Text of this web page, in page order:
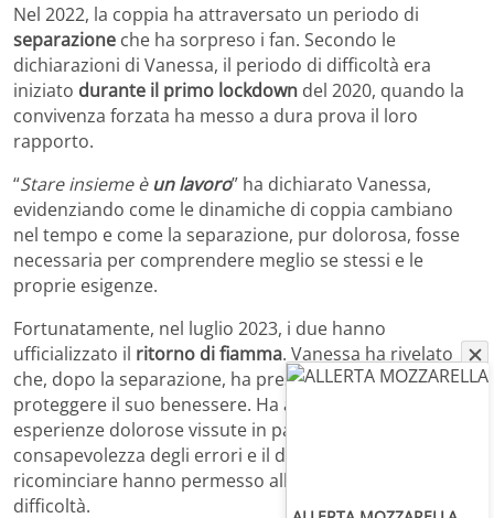
Nel 2022, la coppia ha attraversato un periodo di
separazione che ha sorpreso i fan. Secondo le
dichiarazioni di Vanessa, il periodo di difficoltà era
iniziato durante il primo lockdown del 2020, quando la
convivenza forzata ha messo a dura prova il loro
rapporto.
“Stare insieme è un lavoro” ha dichiarato Vanessa,
evidenziando come le dinamiche di coppia cambiano
nel tempo e come la separazione, pur dolorosa, fosse
necessaria per comprendere meglio se stessi e le
proprie esigenze.
Fortunatamente, nel luglio 2023, i due hanno
ufficializzato il ritorno di fiamma. Vanessa ha rivelato
che, dopo la separazione, ha preso una decisione per
proteggere il suo benessere. Ha avuto paura di ripetere
esperienze dolorose vissute in passato, ma la
consapevolezza degli errori e il desiderio di
ricominciare hanno permesso alla coppia di superare le
difficoltà.